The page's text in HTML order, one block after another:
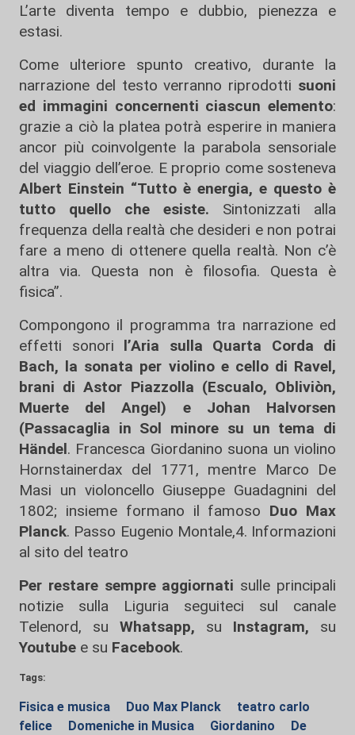
L’arte diventa tempo e dubbio, pienezza e
estasi.
Come ulteriore spunto creativo, durante la
narrazione del testo verranno riprodotti suoni
ed immagini concernenti ciascun elemento:
grazie a ciò la platea potrà esperire in maniera
ancor più coinvolgente la parabola sensoriale
del viaggio dell’eroe. E proprio come sosteneva
Albert Einstein “Tutto è energia, e questo è
tutto quello che esiste. Sintonizzati alla
frequenza della realtà che desideri e non potrai
fare a meno di ottenere quella realtà. Non c’è
altra via. Questa non è filosofia. Questa è
fisica”.
Compongono il programma tra narrazione ed
effetti sonori l’Aria sulla Quarta Corda di
Bach, la sonata per violino e cello di Ravel,
brani di Astor Piazzolla (Escualo, Obliviòn,
Muerte del Angel) e Johan Halvorsen
(Passacaglia in Sol minore su un tema di
Händel. Francesca Giordanino suona un violino
Hornstainerdax del 1771, mentre Marco De
Masi un violoncello Giuseppe Guadagnini del
1802; insieme formano il famoso Duo Max
Planck. Passo Eugenio Montale,4. Informazioni
al sito del teatro
Per restare sempre aggiornati sulle principali
notizie sulla Liguria seguiteci sul canale
Telenord, su
Whatsapp, su Instagram, su
Youtube e su Facebook.
Tags:
Fisica e musica Duo Max Planck
teatro carlo
felice
Domeniche in Musica Giordanino De